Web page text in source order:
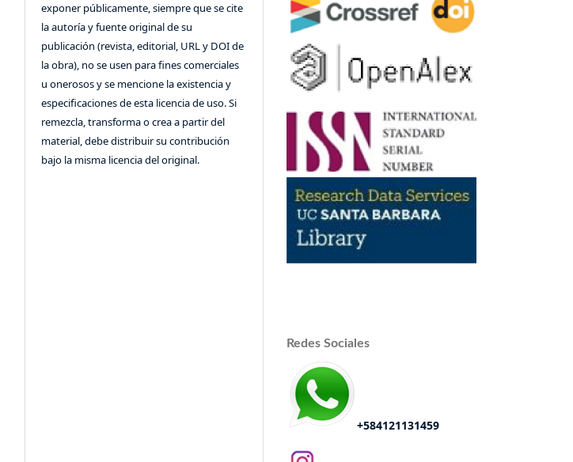
exponer públicamente, siempre que se cite
la autoría y fuente original de su
publicación (revista, editorial, URL y DOI de
la obra), no se usen para fines comerciales
u onerosos y se mencione la existencia y
especificaciones de esta licencia de uso. Si
remezcla, transforma o crea a partir del
material, debe distribuir su contribución
bajo la misma licencia del original.
Redes Sociales
+584121131459